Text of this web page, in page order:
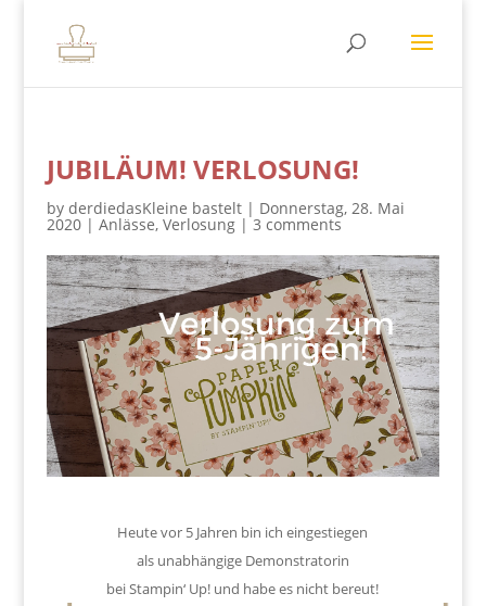
JUBILÄUM! VERLOSUNG!
by derdiedasKleine bastelt| Donnerstag, 28. Mai
2020| Anlässe, Verlosung|3 comments
Heute vor 5 Jahren bin ich eingestiegen
als unabhängige Demonstratorin
bei Stampin‘ Up! und habe es nicht bereut!